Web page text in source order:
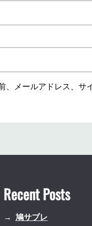
メールアドレス、サ
Recent Posts
鳩サブレ